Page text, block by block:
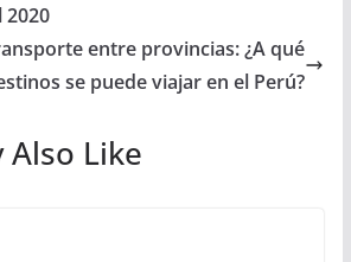
entre provincias: ¿A qué
se puede viajar en el Perú?
Also Like